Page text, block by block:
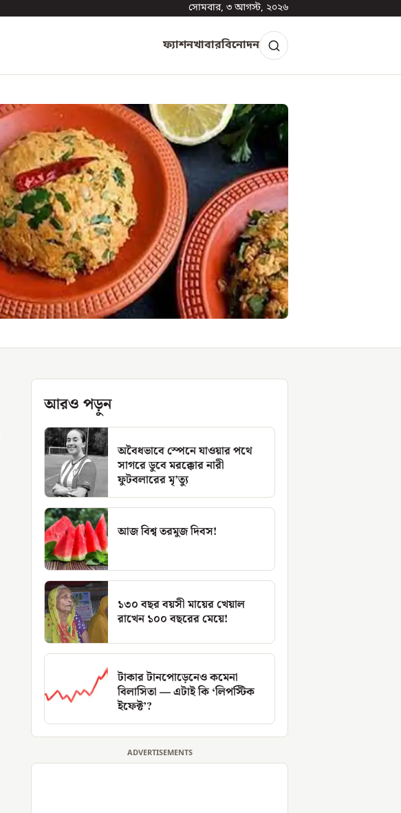
সোমবার, ৩ আগস্ট, ২০২৬
ফ্যাশনখাবারবিনোদন
আরও পড়ুন
অবৈধভাবে স্পেনে যাওয়ার পথে
সাগরে ডুবে মরক্কোর নারী
ফুটবলারের মৃ’ত্যু
আজ বিশ্ব তরমুজ দিবস!
১৩০ বছর বয়সী মায়ের খেয়াল
রাখেন ১০০ বছরের মেয়ে!
টাকার টানপোড়েনেও কমেনা
বিলাসিতা — এটাই কি ‘লিপস্টিক
ইফেক্ট’?
ADVERTISEMENTS